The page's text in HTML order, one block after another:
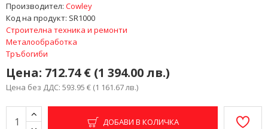
Цена: 712.74 € (1 394.00 лв.)
Цена без ДДС: 593.95 € (1 161.67 лв.)
Производител: Cowley
Код на продукт: SR1000
Строителна техника и ремонти
Металообработка
Тръбогиби
ДОБАВИ В КОЛИЧКА